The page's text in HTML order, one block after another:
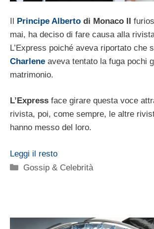
Il Principe Alberto di Monaco II
mai, ha deciso di fare causa alla
L’Express poiché aveva riportato che
Charlene aveva tentato la fuga pochi
matrimonio.
L’Express face girare questa voce
rivista, poi, come sempre, le altre
hanno messo del loro.
Leggi il resto
Categorie
Gossip & Celebrità